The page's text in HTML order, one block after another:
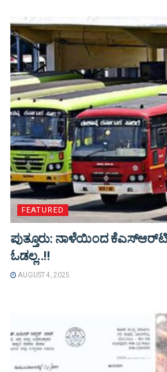
FEATURED
ಪುತ್ತೂರು: ನಾಳೆಯಿಂದ
ಓಡಲ್ಲ..!!
AUGUST 4, 2025